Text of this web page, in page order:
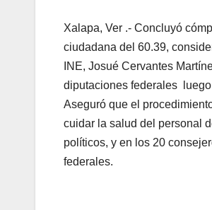
Xalapa, Ver .- Concluyó
ciudadana del 60.39,
INE, Josué Cervantes
diputaciones federales
Aseguró que el
cuidar la salud del personal
políticos, y en los 20
federales.